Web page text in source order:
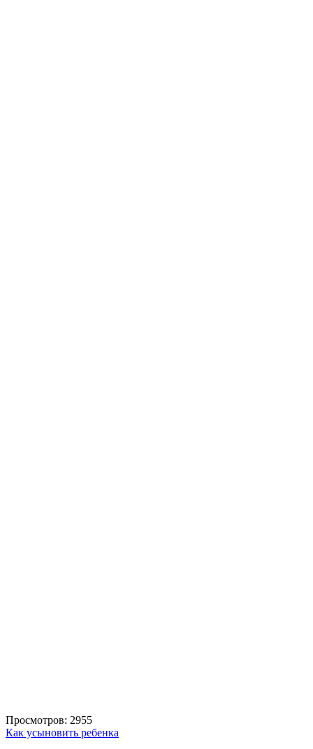
Просмотров: 2955
Как усыновить ребенка